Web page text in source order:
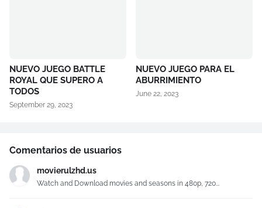
NUEVO JUEGO BATTLE
ROYAL QUE SUPERO A
TODOS
September 29, 2023
NUEVO JUEGO PARA EL
ABURRIMIENTO
June 22, 2023
Comentarios de usuarios
movierulzhd.us
Watch and Download movies and seasons in 480p, 720...